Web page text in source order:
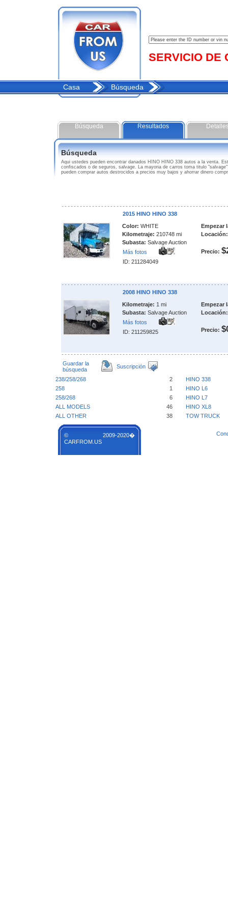
SERVICIO DE
Casa Búsqueda
Búsqueda Resultados
Búsqueda
Aqui ustedes pueden encontrar danados HINO HINO 338 autos a la venta.
confiscados o de seguros, salvage. La mayoria de carros toma titulo
pueden comprar autos destrocidos a precios muy bajos y ahorrar dinero
2015 HINO HINO 338
Color: WHITE
Kilometraje: 210748 mi
Subasta: Salvage Auction
Más fotos
ID: 211284049
Empezar
Locación:
Precio:
2008 HINO HINO 338
Kilometraje: 1 mi
Subasta: Salvage Auction
Más fotos
ID: 211259825
Empezar
Locación:
Precio:
Guardar la
búsqueda
Suscripción
238/258/268 2
HINO 338
258
1
HINO L6
258/268
6
HINO L7
ALL MODELS
46
HINO XL8
ALL OTHER
38 TOW TRUCK
© 2009-2020�
CARFROM.US